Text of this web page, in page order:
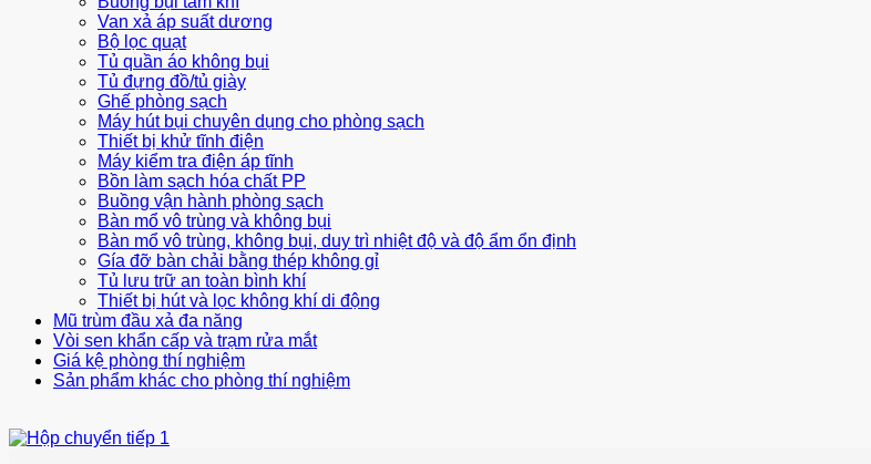
Van xả áp suất dương
Bộ lọc quạt
Tủ quần áo không bụi
Tủ đựng đồ/tủ giày
Ghế phòng sạch
Máy hút bụi chuyên dụng cho phòng sạch
Thiết bị khử tĩnh điện
Máy kiểm tra điện áp tĩnh
Bồn làm sạch hóa chất PP
Buồng vận hành phòng sạch
Bàn mổ vô trùng và không bụi
Bàn mổ vô trùng, không bụi, duy trì nhiệt độ và độ ẩm ổn định
Gía đỡ bàn chải bằng thép không gỉ
Tủ lưu trữ an toàn bình khí
Thiết bị hút và lọc không khí di động
Mũ trùm đầu xả đa năng
Vòi sen khẩn cấp và trạm rửa mắt
Giá kệ phòng thí nghiệm
Sản phẩm khác cho phòng thí nghiệm